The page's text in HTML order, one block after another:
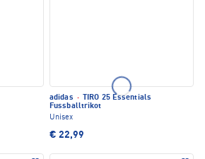
adidas ·
TIRO 25 Essentials
Fussballtrikot
Unisex
€ 22,99